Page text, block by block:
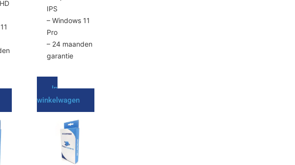
IPS
– Windows 11
Pro
– 24 maanden
garantie
In
winkelwagen
product
meerdere